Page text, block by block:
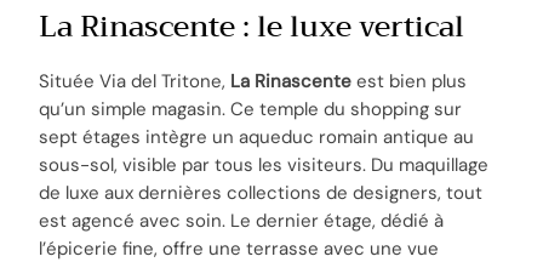
La Rinascente : le luxe vertical
Située Via del Tritone, La Rinascente est bien plus
qu’un simple magasin. Ce temple du shopping sur
sept étages intègre un aqueduc romain antique au
sous-sol, visible par tous les visiteurs. Du maquillage
de luxe aux dernières collections de designers, tout
est agencé avec soin. Le dernier étage, dédié à
l’épicerie fine, offre une terrasse avec une vue